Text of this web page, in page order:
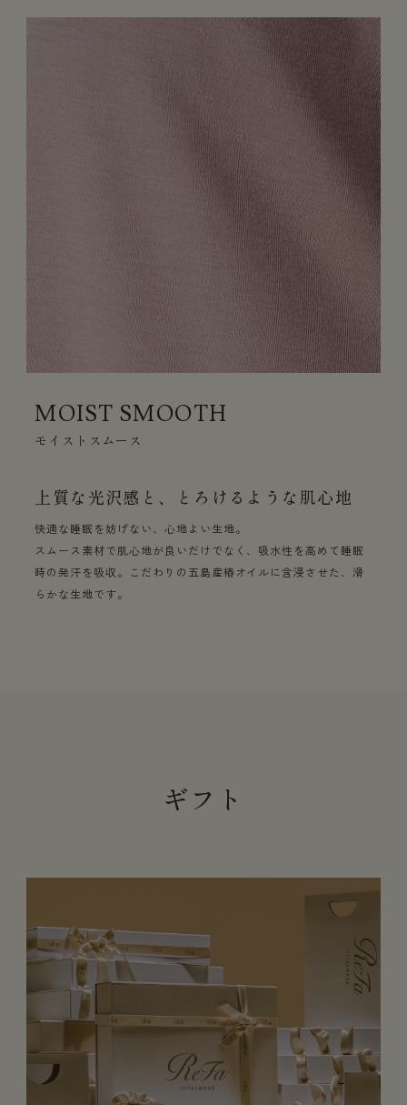
MOIST SMOOTH
モイストスムース
上質な光沢感と、とろけるような肌心地
快適な睡眠を妨げない、心地よい生地。
スムース素材で肌心地が良いだけでなく、吸水性を高めて睡眠
時の発汗を吸収。こだわりの五島産椿オイルに含浸させた、滑
らかな生地です。
ギフト